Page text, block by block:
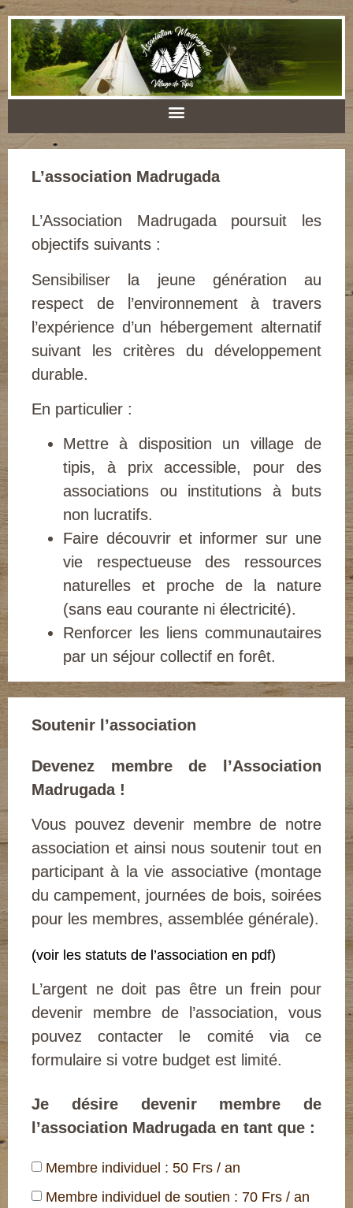
L’association Madrugada
L’Association Madrugada poursuit les
objectifs suivants :
Sensibiliser la jeune génération au
respect de l’environnement à travers
l’expérience d’un hébergement alternatif
suivant les critères du développement
durable.
En particulier :
Mettre à disposition un village de
tipis, à prix accessible, pour des
associations ou institutions à buts
non lucratifs.
Faire découvrir et informer sur une
vie respectueuse des ressources
naturelles et proche de la nature
(sans eau courante ni électricité).
Renforcer les liens communautaires
par un séjour collectif en forêt.
Soutenir l’association
Devenez membre de l’Association
Madrugada !
Vous pouvez devenir membre de notre
association et ainsi nous soutenir tout en
participant à la vie associative (montage
du campement, journées de bois, soirées
pour les membres, assemblée générale).
(voir les statuts de l’association en pdf)
L’argent ne doit pas être un frein pour
devenir membre de l’association, vous
pouvez contacter le comité via ce
formulaire si votre budget est limité.
Je désire devenir membre de
l’association Madrugada en tant que :
Membre individuel : 50 Frs / an
Membre individuel de soutien : 70 Frs / an